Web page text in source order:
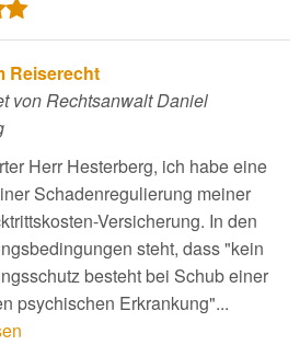
Reiserecht
von Rechtsanwalt Daniel
Herr Hesterberg, ich habe eine
Schadenregulierung meiner
Versicherung. In den
steht, dass "kein
besteht bei Schub einer
psychischen Erkrankung"...